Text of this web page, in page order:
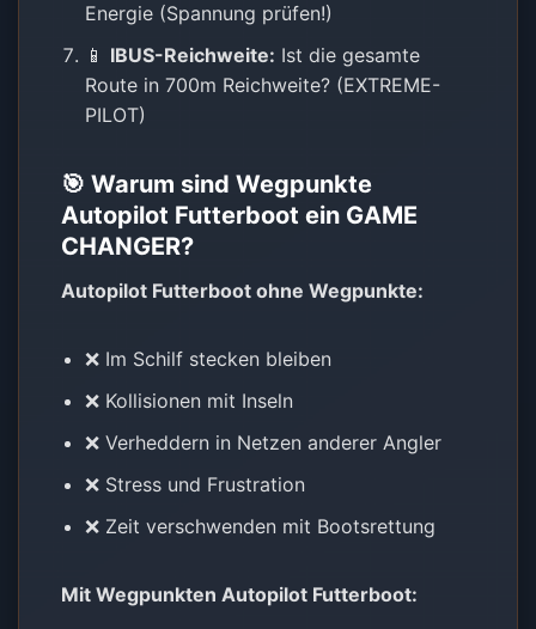
Energie (Spannung prüfen!)
📱 IBUS-Reichweite: Ist die gesamte
Route in 700m Reichweite? (EXTREME-
PILOT)
🎯 Warum sind Wegpunkte
Autopilot Futterboot ein GAME
CHANGER?
Autopilot Futterboot ohne Wegpunkte:
❌ Im Schilf stecken bleiben
❌ Kollisionen mit Inseln
❌ Verheddern in Netzen anderer Angler
❌ Stress und Frustration
❌ Zeit verschwenden mit Bootsrettung
MitWegpunkten Autopilot Futterboot: